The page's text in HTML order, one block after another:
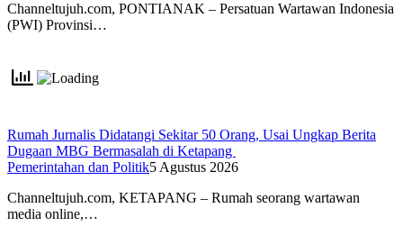
Channeltujuh.com, PONTIANAK – Persatuan Wartawan Indonesia
(PWI) Provinsi…
Rumah Jurnalis Didatangi Sekitar 50 Orang, Usai Ungkap Berita
Dugaan MBG Bermasalah di Ketapang
Pemerintahan dan Politik5 Agustus 2026
Channeltujuh.com, KETAPANG – Rumah seorang wartawan
media online,…